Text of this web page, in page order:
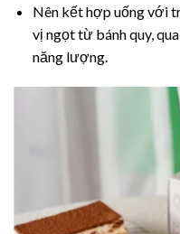
Nên kết hợp uống với
vị ngọt từ bánh quy,
năng lượng.